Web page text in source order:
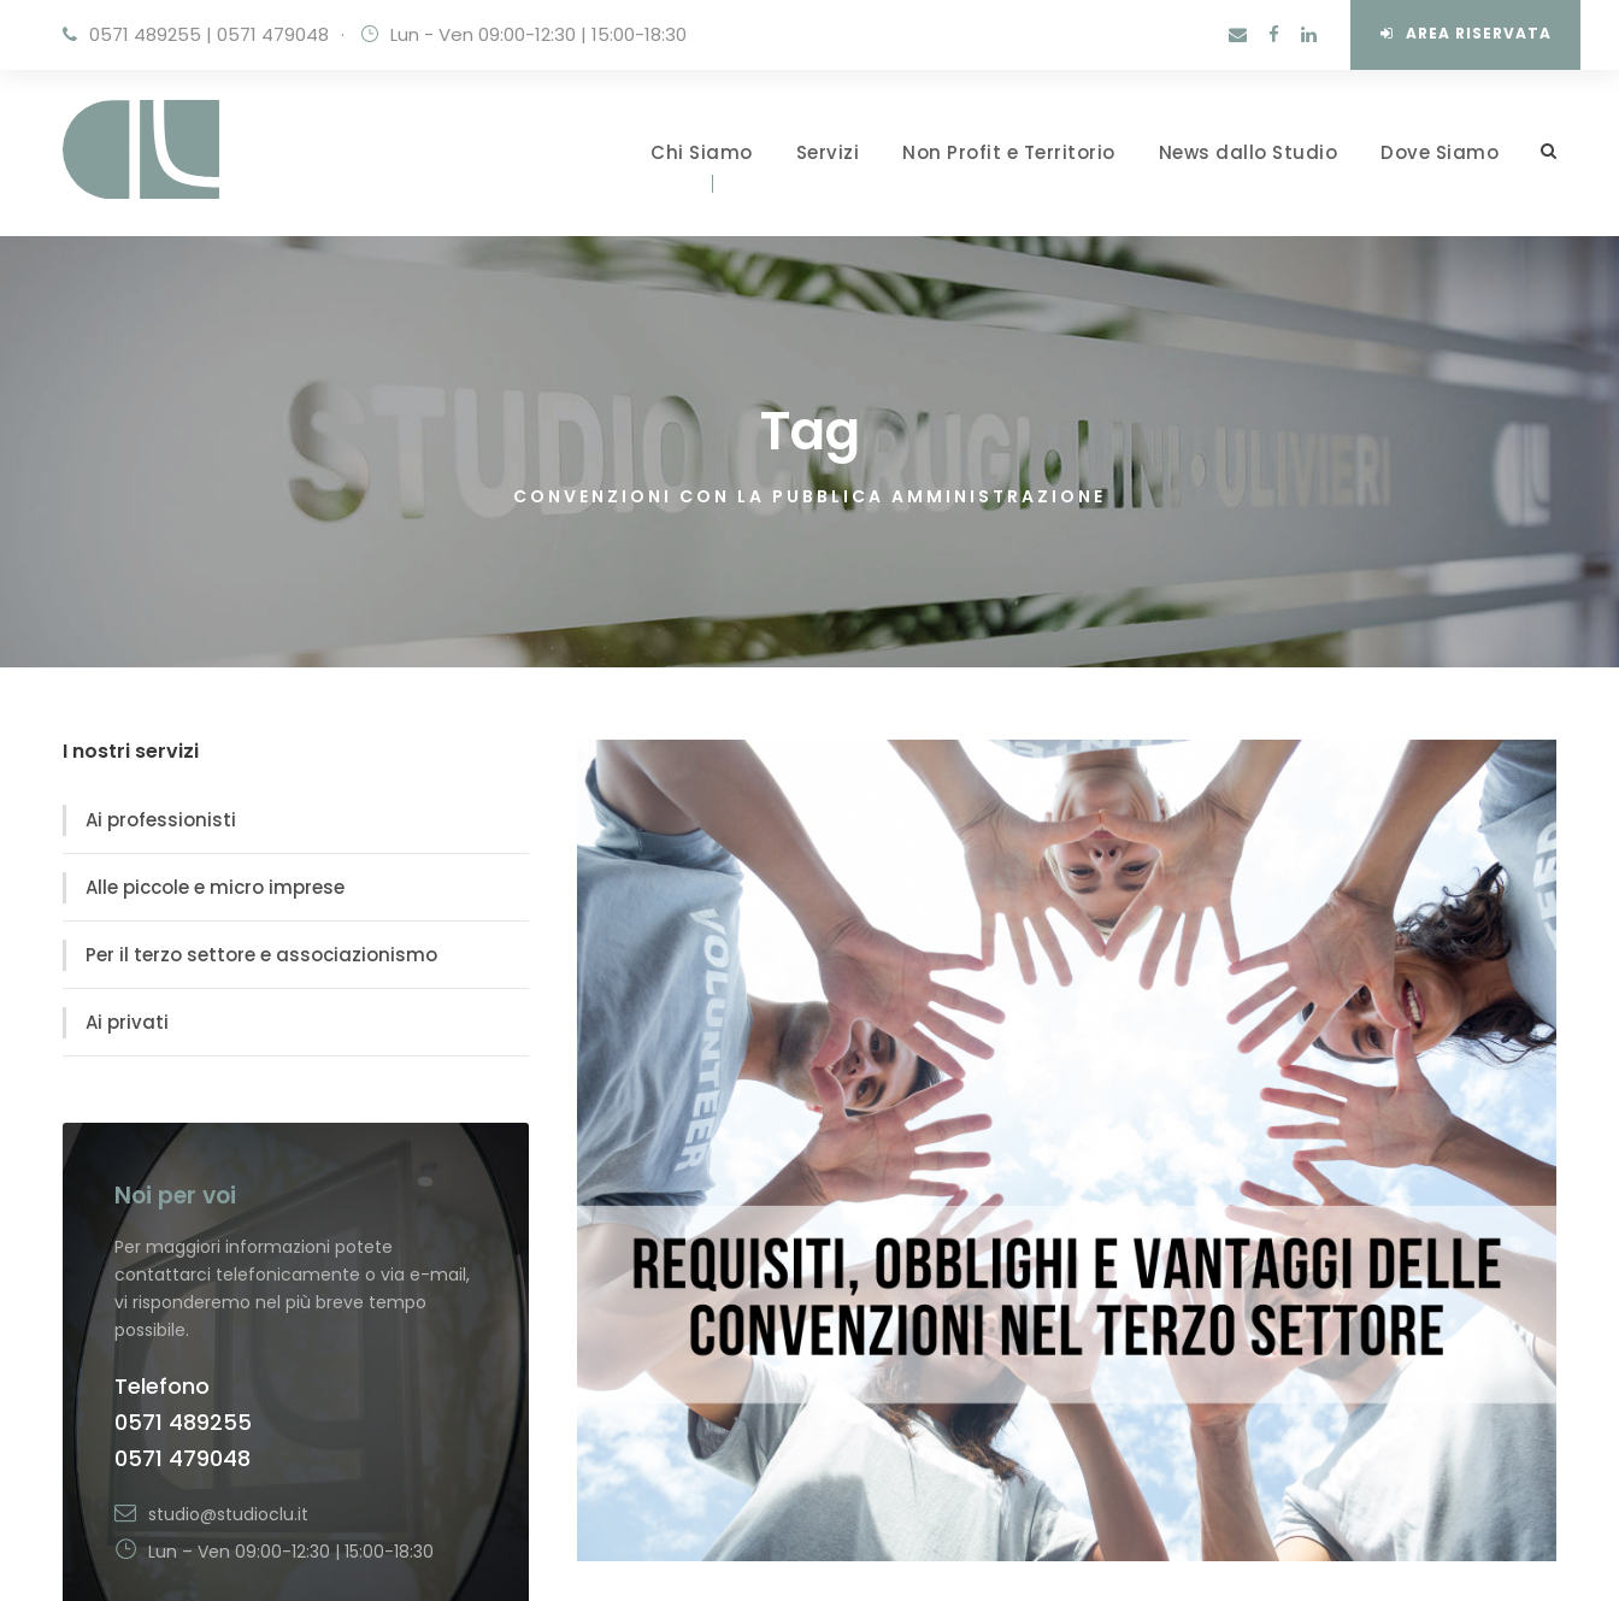
0571 489255 | 0571 479048 · Lun - Ven 09:00-12:30 | 15:00-18:30 AREA RISERVATA
Chi Siamo Servizi Non Profit e Territorio News dallo Studio Dove Siamo
Tag
CONVENZIONI CON LA PUBBLICA AMMINISTRAZIONE
I nostri servizi
Ai professionisti
Alle piccole e micro imprese
Per il terzo settore e associazionismo
Ai privati
Noi per voi
Per maggiori informazioni potete
contattarci telefonicamente o via e-mail,
vi risponderemo nel più breve tempo
possibile.
Telefono
0571 489255
0571 479048
studio@studioclu.it
Lun – Ven 09:00-12:30 | 15:00-18:30